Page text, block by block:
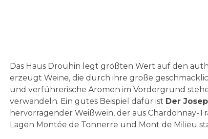
springen
Das Haus Drouhin legt größten Wert auf den
erzeugt Weine, die durch ihre große
und verführerische Aromen im Vordergrund
verwandeln. Ein gutes Beispiel dafür ist Der
hervorragender Weißwein, der aus Chardonnay-
Lagen Montée de Tonnerre und Mont de Milieu